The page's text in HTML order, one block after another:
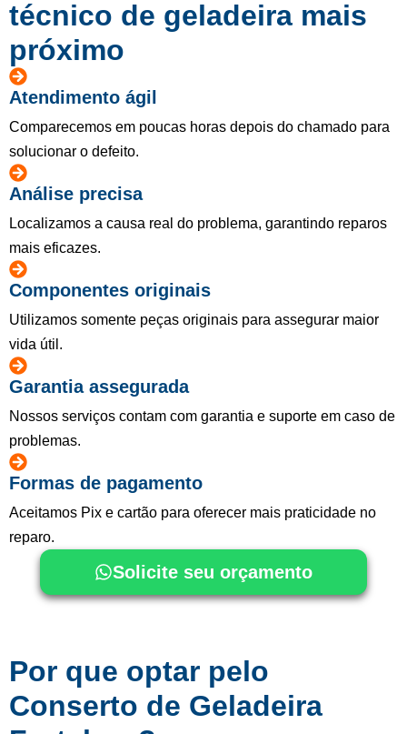
técnico de geladeira mais
próximo
Atendimento ágil
Comparecemos em poucas horas depois do chamado para
solucionar o defeito.
Análise precisa
Localizamos a causa real do problema, garantindo reparos
mais eficazes.
Componentes originais
Utilizamos somente peças originais para assegurar maior
vida útil.
Garantia assegurada
Nossos serviços contam com garantia e suporte em caso de
problemas.
Formas de pagamento
Aceitamos Pix e cartão para oferecer mais praticidade no
reparo.
Solicite seu orçamento
Por que optar pelo
Conserto de Geladeira